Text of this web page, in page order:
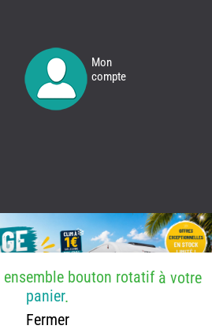
Mon
compte
pièces
ensemble bouton rotatif à votre
panier.
Fermer